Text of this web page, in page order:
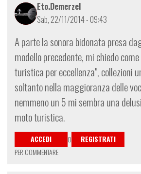
Eto.Demerzel
Sab, 22/11/2014 - 09:43
A parte la sonora bidonata presa
modello precedente, mi chiedo
turistica per eccellenza", collezioni
soltanto nella maggioranza delle
nemmeno un 5 mi sembra una
moto turistica.
ACCEDI O
REGISTRATI
PER COMMENTARE